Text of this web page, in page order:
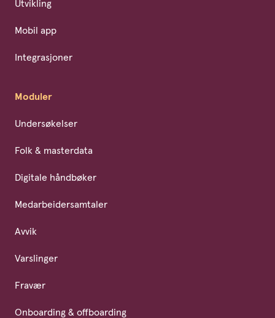
Utvikling
Mobil app
Integrasjoner
Moduler
Undersøkelser
Folk & masterdata
Digitale håndbøker
Medarbeidersamtaler
Avvik
Varslinger
Fravær
Onboarding & offboarding